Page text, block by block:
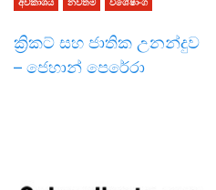
ක්‍රිකට් සහ ජාතික උනන්දුව
– ජෙහාන් පෙරේරා